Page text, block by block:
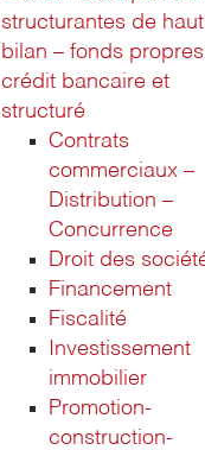
structurantes de
bilan – fonds
crédit bancaire et
structuré
Contrats
commerciaux –
Distribution –
Concurrence
Droit des
Financement
Fiscalité
Investissement
immobilier
Promotion-
construction-